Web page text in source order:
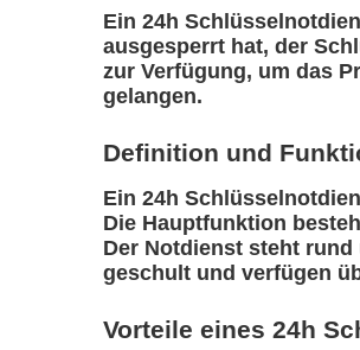
Ein 24h
ausgesperrt hat, der
zur Verfügung, um das
gelangen.
Definition und
Ein 24h
Die Hauptfunktion
Der Notdienst steht
geschult und verfügen
Vorteile eines 24h